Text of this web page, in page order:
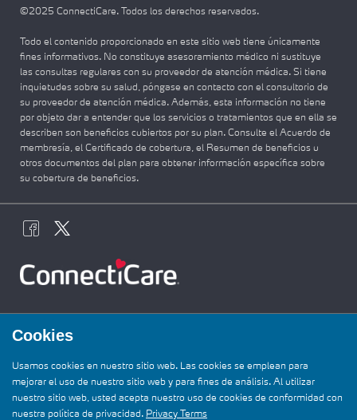
©2025 ConnectiCare. Todos los derechos reservados.
Todo el contenido proporcionado en este sitio web tiene únicamente
fines informativos. No constituye asesoramiento médico ni sustituye
las consultas regulares con su proveedor de atención médica. Si tiene
inquietudes sobre su salud, póngase en contacto con el consultorio de
su proveedor de atención médica. Además, esta información no tiene
por objeto dar a entender que los servicios o tratamientos que en ella se
describen son beneficios cubiertos por su plan. Consulte el Acuerdo de
membresía, el Certificado de cobertura, el Resumen de beneficios u
otros documentos del plan para obtener información específica sobre
su cobertura de beneficios.
Cookies
Usamos cookies en nuestro sitio web. Las cookies se emplean para
mejorar el uso de nuestro sitio web y para fines de análisis. Al utilizar
nuestro sitio web, usted acepta nuestro uso de cookies de conformidad con
nuestra política de privacidad. Privacy Terms